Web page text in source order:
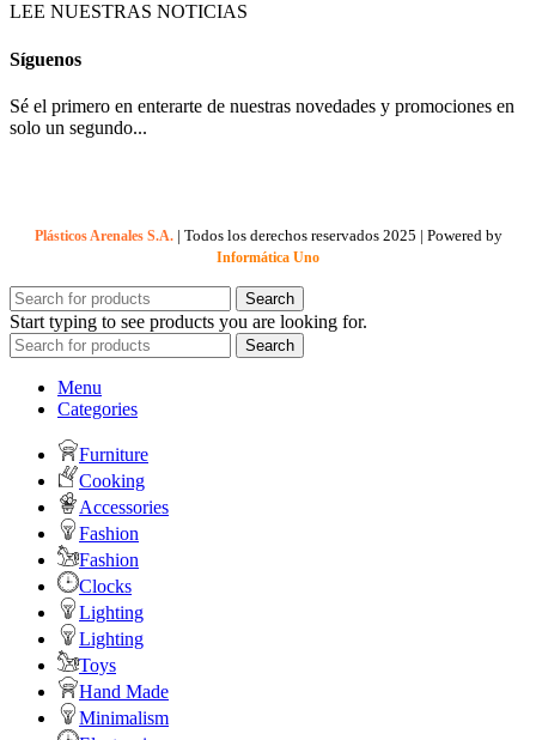
LEE NUESTRAS NOTICIAS
Síguenos
Sé el primero en enterarte de nuestras novedades y promociones en
solo un segundo...
Plásticos Arenales S.A. | Todos los derechos reservados 2025 | Powered by
Informática Uno
Search
Start typing to see products you are looking for.
Search
Menu
Categories
Furniture
Cooking
Accessories
Fashion
Fashion
Clocks
Lighting
Lighting
Toys
Hand Made
Minimalism